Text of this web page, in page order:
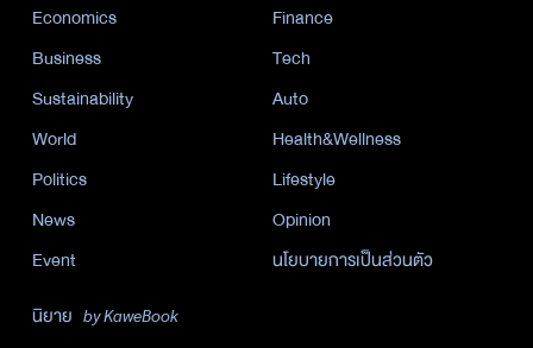
Economics
Finance
Business
Tech
Sustainability
Auto
World
Health&Wellness
Politics
Lifestyle
News
Opinion
Event
นโยบายการเป็นส่วนตัว
นิยาย by KaweBook